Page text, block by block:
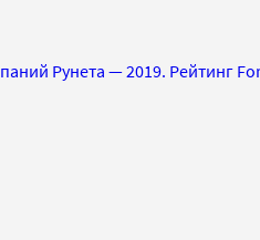
Рунета — 2019. Рейтинг